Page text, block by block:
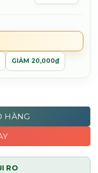
650,000₫.
GIẢM 20,000₫
- 200ml số lượng
HÀNG
RO